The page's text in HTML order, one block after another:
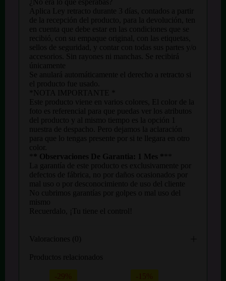
Aplica Ley retracto durante 3 días, contados a partir
de la recepción del producto, para la devolución, ten
en cuenta que debe estar en las condiciones que se
recibió, con su empaque original, con las etiquetas,
sellos de seguridad, y contar con todas sus partes y/o
accesorios. Sin rayones ni manchas. Se recibirá
únicamente
Se anulará automáticamente el derecho a retracto si
el producto fue usado.
*NOTA IMPORTANTE *
Este producto viene en varios colores, El color de la
foto es referencial para que puedas ver los atributos
del producto y al mismo tiempo es la opción 1
nuestra de despacho. Pero dejamos la aclaración
para que lo tengas presente por si te llegara en otro
color.
* Observaciones De Garantia: 1 Mes *
La garantía de este producto es exclusivamente por
defectos de fábrica, no por daños ocasionados por
mal uso o por desconocimiento de uso del cliente
No cubrimos garantías por golpes o mal uso del
mismo
Recuerdalo, ¡Tu tiene el control!
Valoraciones (0)
Productos relacionados
-29% -15%